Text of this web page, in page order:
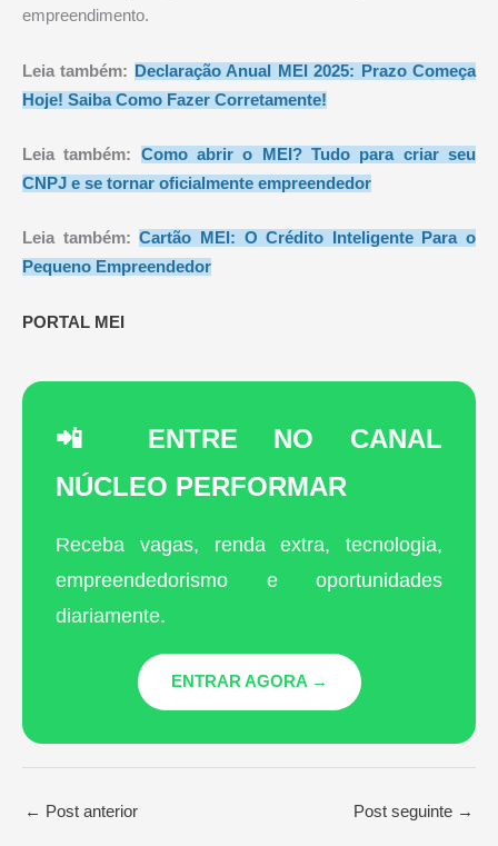
empreendimento.
Leia também: Declaração Anual MEI 2025: Prazo Começa
Hoje! Saiba Como Fazer Corretamente!
Leia também: Como abrir o MEI? Tudo para criar seu
CNPJ e se tornar oficialmente empreendedor
Leia também:Cartão MEI: O Crédito Inteligente Para o
Pequeno Empreendedor
PORTAL MEI
📲 ENTRE NO CANAL
NÚCLEO PERFORMAR
Receba vagas, renda extra, tecnologia,
empreendedorismo e oportunidades
diariamente.
ENTRAR AGORA →
← Post anterior Post seguinte →